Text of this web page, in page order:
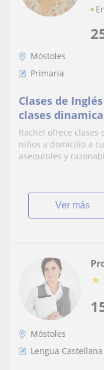
Móstoles
Primaria
Clases de
clases
nativa a
Rachel ofrece clases
niños a domicilio a
asequibles y
ver más
★
Móstoles
Lengua